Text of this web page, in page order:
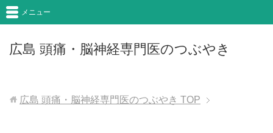
広島 頭痛・脳神経専門医のつぶやき
メニュー
広島 頭痛・脳神経専門医のつぶやき TOP